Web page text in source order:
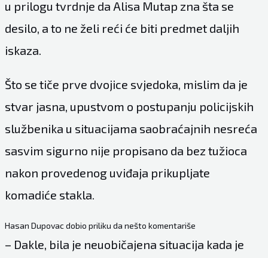
u prilogu tvrdnje da Alisa Mutap zna šta se
desilo, a to ne želi reći će biti predmet daljih
iskaza.
Što se tiče prve dvojice svjedoka, mislim da je
stvar jasna, upustvom o postupanju policijskih
službenika u situacijama saobraćajnih nesreća
sasvim sigurno nije propisano da bez tužioca
nakon provedenog uviđaja prikupljate
komadiće stakla.
Hasan Dupovac dobio priliku da nešto komentariše
– Dakle, bila je neuobičajena situacija kada je